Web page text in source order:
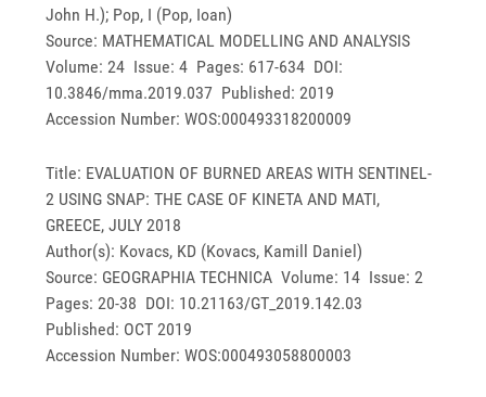
John H.); Pop, I (Pop, Ioan)
Source: MATHEMATICAL MODELLING AND ANALYSIS
Volume: 24 Issue: 4 Pages: 617-634 DOI:
10.3846/mma.2019.037 Published: 2019
Accession Number: WOS:000493318200009
Title: EVALUATION OF BURNED AREAS WITH SENTINEL-
2 USING SNAP: THE CASE OF KINETA AND MATI,
GREECE, JULY 2018
Author(s): Kovacs, KD (Kovacs, Kamill Daniel)
Source: GEOGRAPHIA TECHNICA Volume: 14 Issue: 2
Pages: 20-38 DOI: 10.21163/GT_2019.142.03
Published: OCT 2019
Accession Number: WOS:000493058800003